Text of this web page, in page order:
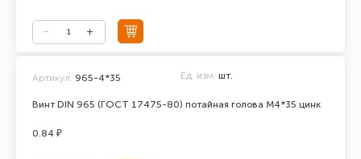
Винт DIN 965 (ГОСТ 17475-80) потайная голова М4*35 цинк
Артикул: 965-4*35 Ед. изм. шт.
0.84 ₽